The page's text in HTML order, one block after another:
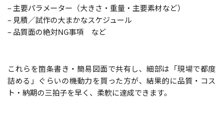
– 主要パラメーター（大きさ・重量・主要素材など）
– 見積／試作の大まかなスケジュール
– 品質面の絶対NG事項 など
これらを箇条書き・簡易図面で共有し、細部は「現場で都度
詰める」ぐらいの機動力を買った方が、結果的に品質・コス
ト・納期の三拍子を早く、柔軟に達成できます。